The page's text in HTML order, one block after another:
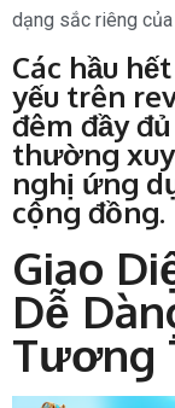
dạng sắc riêng
Các hầu
yếu trên
đêm đầy
thường
nghị ứng
cộng đồng.
Giao
Dễ
Tương